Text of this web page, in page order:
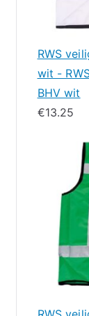
RWS
wit -
BHV wit
€13.25